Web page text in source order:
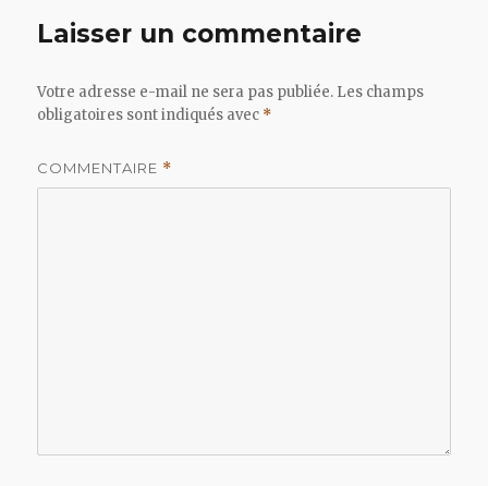
Laisser un commentaire
Votre adresse e-mail ne sera pas publiée. Les champs
obligatoires sont indiqués avec *
COMMENTAIRE *